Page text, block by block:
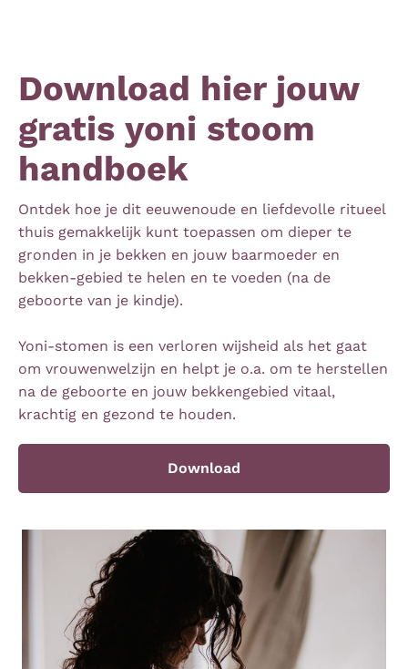
Download hier jouw
gratis yoni stoom
handboek
Ontdek hoe je dit eeuwenoude en liefdevolle ritueel
thuis gemakkelijk kunt toepassen om dieper te
gronden in je bekken en jouw baarmoeder en
bekken-gebied te helen en te voeden (na de
geboorte van je kindje).
Yoni-stomen is een verloren wijsheid als het gaat
om vrouwenwelzijn en helpt je o.a. om te herstellen
na de geboorte en jouw bekkengebied vitaal,
krachtig en gezond te houden.
Download